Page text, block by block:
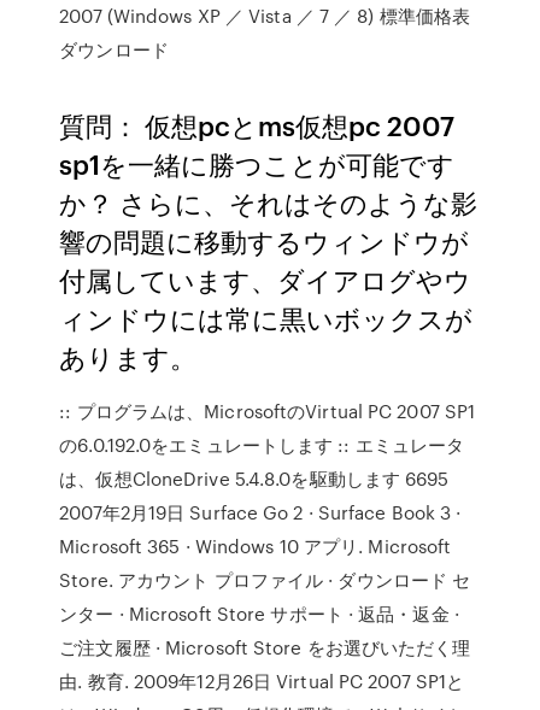
2007 (Windows XP ／ Vista ／ 7 ／ 8) 標準価格表
ダウンロード
質問： 仮想pcとms仮想pc 2007
sp1を一緒に勝つことが可能です
か？ さらに、それはそのような影
響の問題に移動するウィンドウが
付属しています、ダイアログやウ
ィンドウには常に黒いボックスが
あります。
:: プログラムは、MicrosoftのVirtual PC 2007 SP1
の6.0.192.0をエミュレートします :: エミュレータ
は、仮想CloneDrive 5.4.8.0を駆動します 6695
2007年2月19日 Surface Go 2 · Surface Book 3 ·
Microsoft 365 · Windows 10 アプリ. Microsoft
Store. アカウント プロファイル · ダウンロード セ
ンター · Microsoft Store サポート · 返品・返金 ·
ご注文履歴 · Microsoft Store をお選びいただく理
由. 教育. 2009年12月26日 Virtual PC 2007 SP1と